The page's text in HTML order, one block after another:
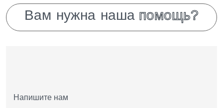
diligence — с гарантией «Финансового крыла».
Вам нужна наша помощь?
Напишите нам